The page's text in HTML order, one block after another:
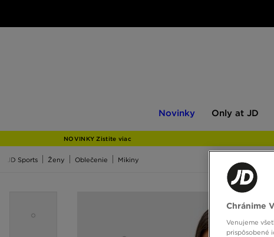
Novinky
JD
Only at JD
NOVINKY Zistite viac
JD Sports Ženy Oblečenie Mikiny
Chránime
Venujeme
prispôsobené